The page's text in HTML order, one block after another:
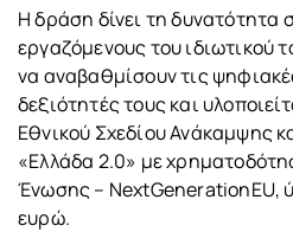
Η δράση δίνει τη δυνατότητα
εργαζόμενους του ιδιωτικού
να αναβαθμίσουν τις
δεξιότητές τους και
Εθνικού Σχεδίου Ανάκαμψης
«Ελλάδα 2.0» με
Ένωσης – NextGenerationEU,
ευρώ.